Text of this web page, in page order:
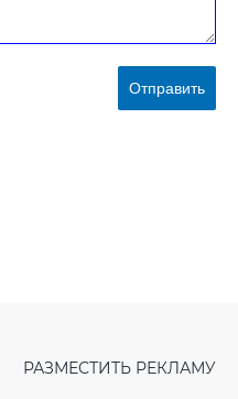
Отправить
РАЗМЕСТИТЬ РЕКЛАМУ